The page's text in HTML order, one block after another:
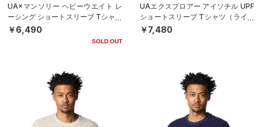
UA×マンソリー ヘビーウエイト レ
ーシング ショートスリーブ Tシャツ
（ライフスタイル/MEN）
￥6,490
SOLD OUT
UAエクスプロアー アイソチル UPF
ショートスリーブ Tシャツ（ライフ
スタイル/MEN）
￥7,480